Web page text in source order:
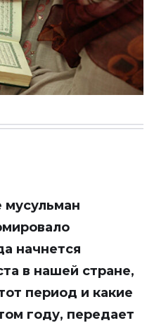
мусульман
начнется
в нашей стране,
период и какие
году, передает